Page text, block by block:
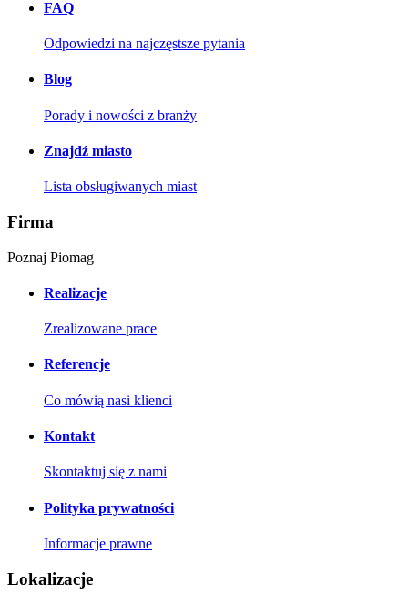
FAQ
Odpowiedzi na najczęstsze pytania
Blog
Porady i nowości z branży
Znajdź miasto
Lista obsługiwanych miast
Firma
Poznaj Piomag
Realizacje
Zrealizowane prace
Referencje
Co mówią nasi klienci
Kontakt
Skontaktuj się z nami
Polityka prywatności
Informacje prawne
Lokalizacje